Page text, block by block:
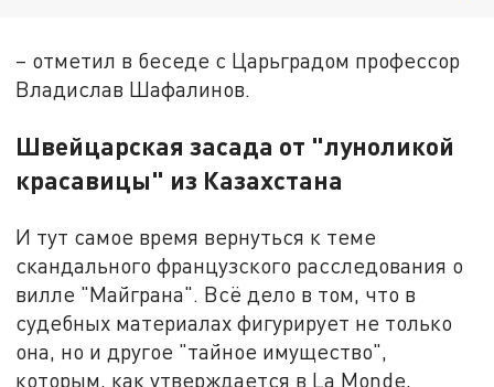
– отметил в беседе с Царьградом профессор
Владислав Шафалинов.
Швейцарская засада от "луноликой
красавицы" из Казахстана
И тут самое время вернуться к теме
скандального французского расследования о
вилле "Майграна". Всё дело в том, что в
судебных материалах фигурирует не только
она, но и другое "тайное имущество",
которым, как утверждается в La Monde,